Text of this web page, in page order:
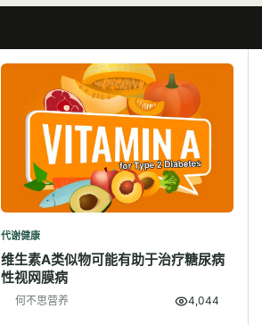
代谢健康
维生素A类似物可能有助于治疗糖尿病
性视网膜病
何不思营养 4,044